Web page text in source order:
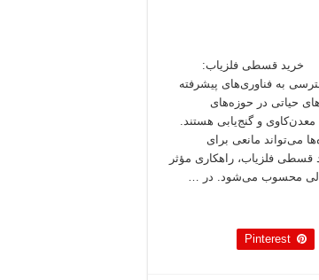
قسطی فلزیاب:
به فناوری‌های پیشرفته
حیاتی در حوزه‌های
و گنج‌یابی هستند.
می‌تواند مانعی برای
قسطی فلزیاب، راهکاری مؤثر
محسوب می‌شود. در …
Pinterest